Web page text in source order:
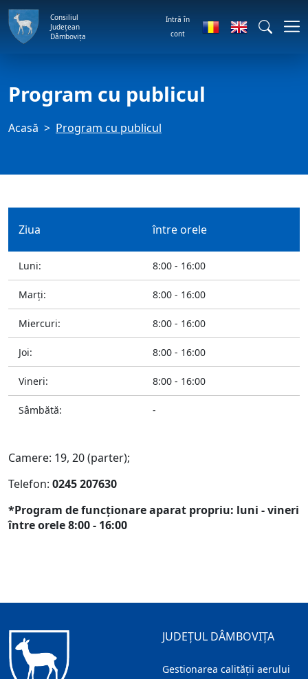
Consiliul
Județean
Dâmbovița
Intră în
cont
Program cu publicul
Acasă Program cu publicul
Ziua între orele
Luni: 8:00 - 16:00
Marţi: 8:00 - 16:00
Miercuri: 8:00 - 16:00
Joi: 8:00 - 16:00
Vineri: 8:00 - 16:00
Sâmbătă: -
Camere: 19, 20 (parter);
Telefon: 0245 207630
*Program de funcţionare aparat propriu: luni - vineri
între orele 8:00 - 16:00
JUDEȚUL DÂMBOVIȚA
Gestionarea calității aerului